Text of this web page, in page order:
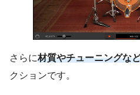
さらに材質やチューニングな
クションです。